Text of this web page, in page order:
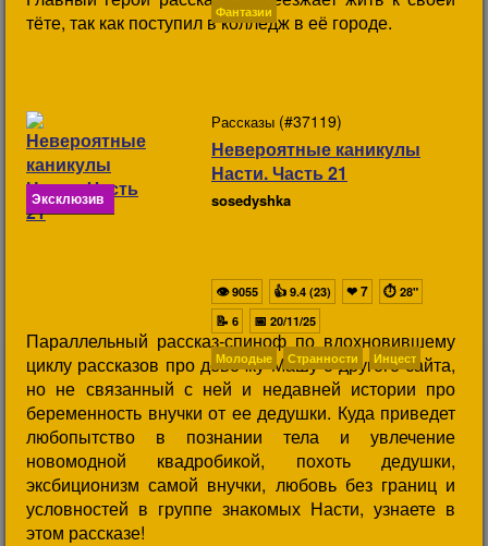
тёте, так как поступил в колледж в её городе.
Фантазии
Эксклюзив
Рассказы (#37119)
Невероятные каникулы
Насти. Часть 21
sosedyshka
Параллельный рассказ-спиноф по вдохновившему
циклу рассказов про девочку Машу с другого сайта,
но не связанный с ней и недавней истории про
беременность внучки от ее дедушки. Куда приведет
любопытство в познании тела и увлечение
новомодной квадробикой, похоть дедушки,
эксбиционизм самой внучки, любовь без границ и
условностей в группе знакомых Насти, узнаете в
этом рассказе!
👁9055 👍 9.4 (23) ❤7 ⏱ 28"
📝 6 📅 20/11/25
Молодые Странности Инцест